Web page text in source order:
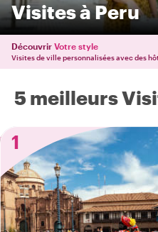
Visites à Peru
Découvrir Votre style
Visites de ville personnalisées avec des
5 meilleurs
1